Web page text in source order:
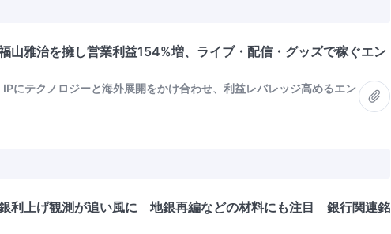
山雅治を擁し営業利益154%増、ライブ・配信・グッズで稼ぐエン
にテクノロジーと海外展開をかけ合わせ、利益レバレッジ高めるエン
利上げ観測が追い風に 地銀再編などの材料にも注目 銀行関連銘